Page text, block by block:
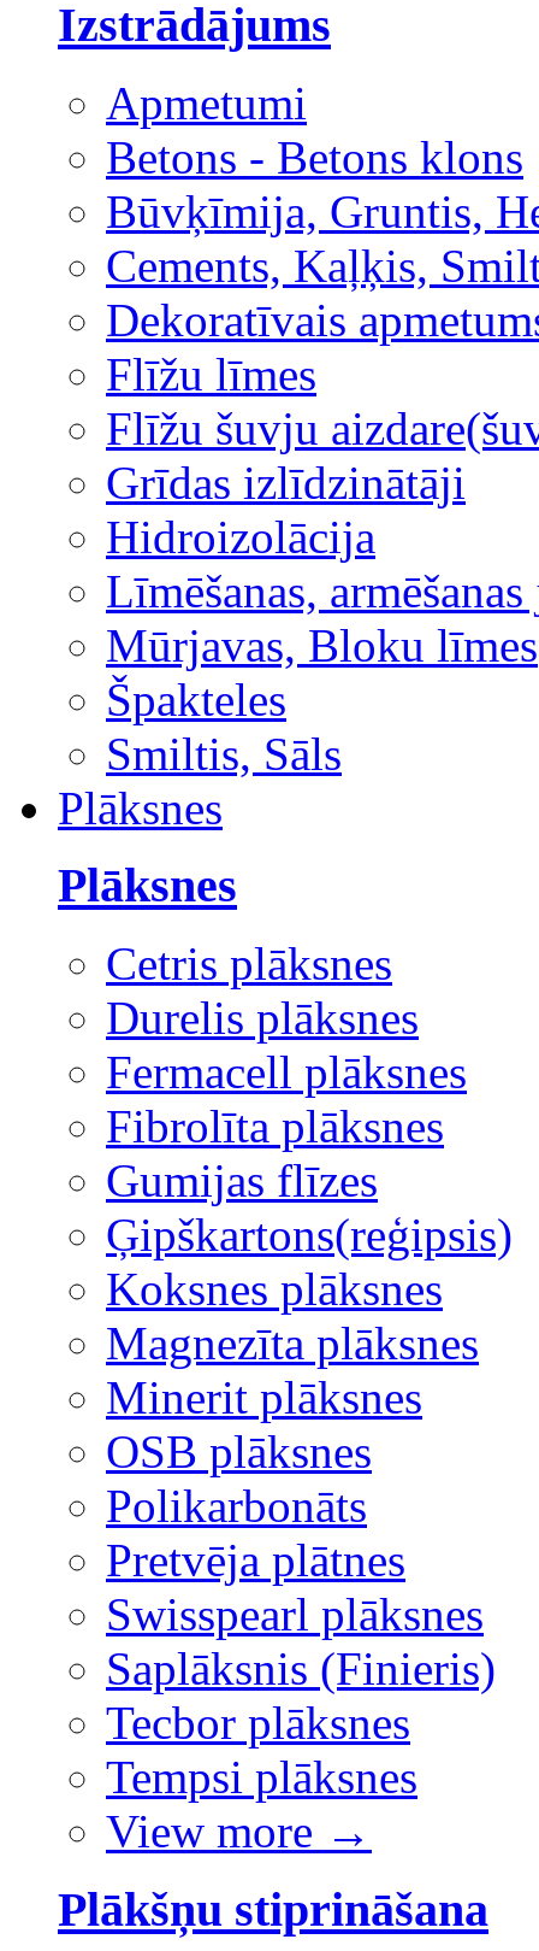
Izstrādājums
Apmetumi
Betons - Betons klons
Būvķīmija, Gruntis,
Cements, Kaļķis,
Dekoratīvais
Flīžu līmes
Flīžu šuvju
Grīdas izlīdzinātāji
Hidroizolācija
Līmēšanas, armēšanas
Mūrjavas, Bloku līmes
Špakteles
Smiltis, Sāls
Plāksnes
Plāksnes
Cetris plāksnes
Durelis plāksnes
Fermacell plāksnes
Fibrolīta plāksnes
Gumijas flīzes
Ģipškartons(reģipsis)
Koksnes plāksnes
Magnezīta plāksnes
Minerit plāksnes
OSB plāksnes
Polikarbonāts
Pretvēja plātnes
Swisspearl plāksnes
Saplāksnis (Finieris)
Tecbor plāksnes
Tempsi plāksnes
View more →
Plākšņu stiprināšana